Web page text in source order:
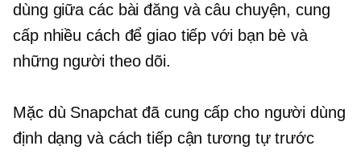
dùng giữa các bài đăng và câu chuyện, cung
cấp nhiều cách để giao tiếp với bạn bè và
những người theo dõi.
Mặc dù Snapchat đã cung cấp cho người dùng
định dạng và cách tiếp cận tương tự trước